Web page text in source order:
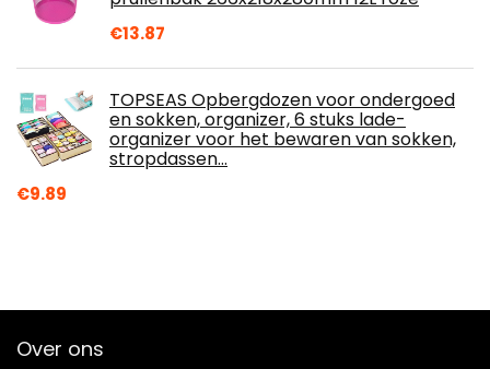
€13.87
TOPSEAS Opbergdozen voor ondergoed
en sokken, organizer, 6 stuks lade-
organizer voor het bewaren van sokken,
stropdassen…
€9.89
Over ons